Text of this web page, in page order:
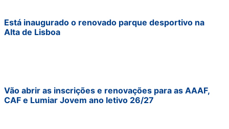
Está inaugurado o renovado parque desportivo na
Alta de Lisboa
Vão abrir as inscrições e renovações para as AAAF,
CAF e Lumiar Jovem ano letivo 26/27